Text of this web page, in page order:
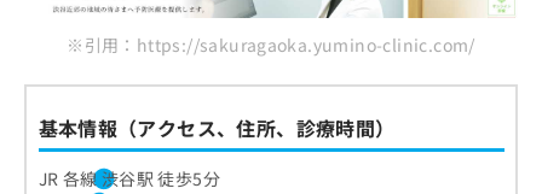
※引用：https://sakuragaoka.yumino-clinic.com/
基本情報（アクセス、住所、診療時間）
JR 各線 渋谷駅 徒歩5分